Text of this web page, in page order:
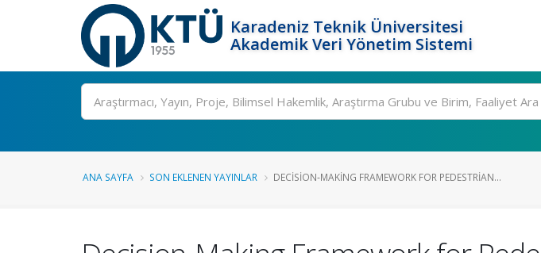
Karadeniz Teknik Üniversitesi
Akademik Veri Yönetim Sistemi
Ara
ANA SAYFA SON EKLENEN YAYINLAR DECISION‐MAKING FRAMEWORK FOR PEDESTRIAN...